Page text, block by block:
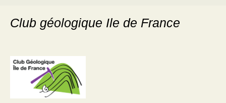
Club géologique Ile de France